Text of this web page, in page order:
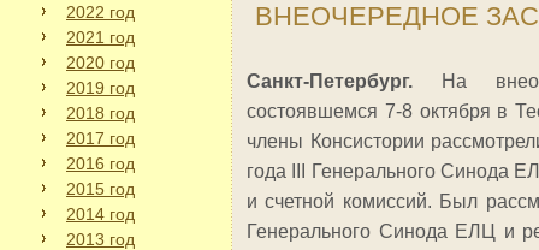
2022 год
2021 год
2020 год
2019 год
2018 год
2017 год
2016 год
2015 год
2014 год
2013 год
ВНЕОЧЕРЕДНОЕ
Санкт-Петербург. На
состоявшемся 7-8 октября в
члены Консистории
года
Генерального Синода
и счетной комиссий. Был
Генерального Синода ЕЛЦ и